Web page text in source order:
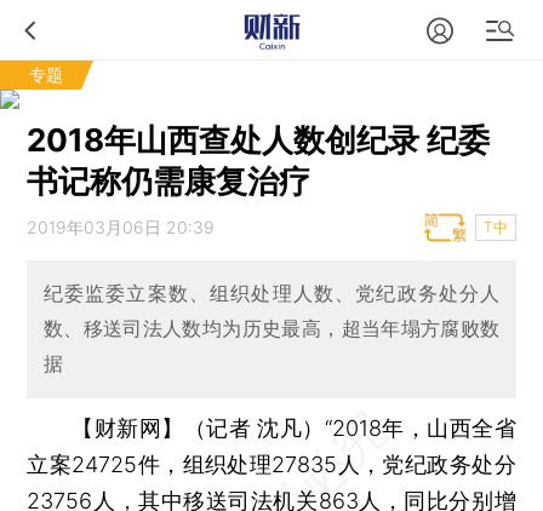
专题
2018年山西查处人数创纪录 纪委
书记称仍需康复治疗
2019年03月06日 20:39 T中
纪委监委立案数、组织处理人数、党纪政务处分人
数、移送司法人数均为历史最高，超当年塌方腐败数
据
【财新网】（记者 沈凡） “2018年，山西全省
立案24725件，组织处理27835人，党纪政务处分
23756人，其中移送司法机关863人，同比分别增